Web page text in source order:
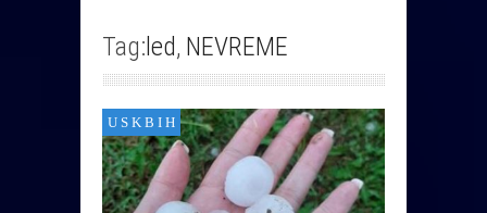
Tag: led, NEVREME
U S K B I H